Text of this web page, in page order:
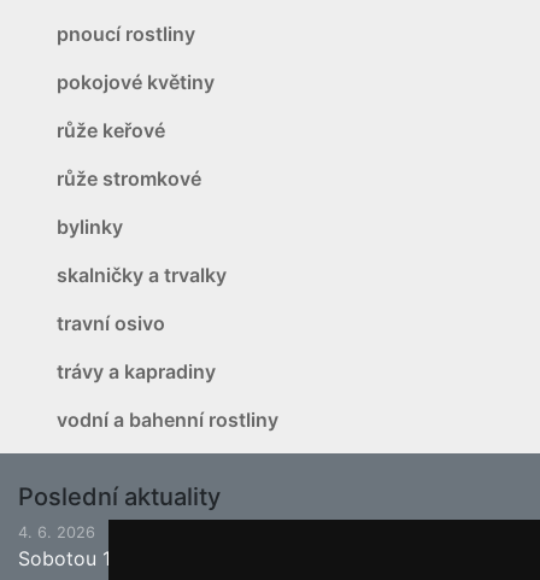
pnoucí rostliny
pokojové květiny
růže keřové
růže stromkové
bylinky
skalničky a trvalky
travní osivo
trávy a kapradiny
vodní a bahenní rostliny
Poslední aktuality
4. 6. 2026
Sobotou 13.6.2026 bude ukončena jarní sezona.